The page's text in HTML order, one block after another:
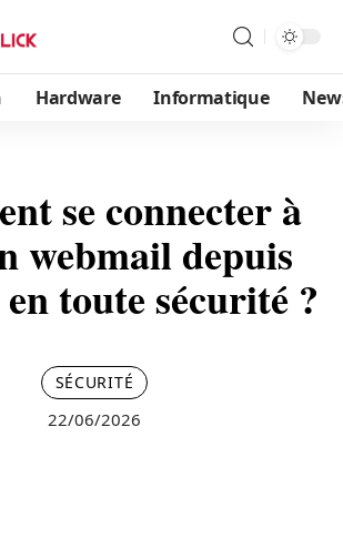
Hardware Informatique
se connecter à
webmail depuis
toute sécurité ?
SÉCURITÉ
22/06/2026